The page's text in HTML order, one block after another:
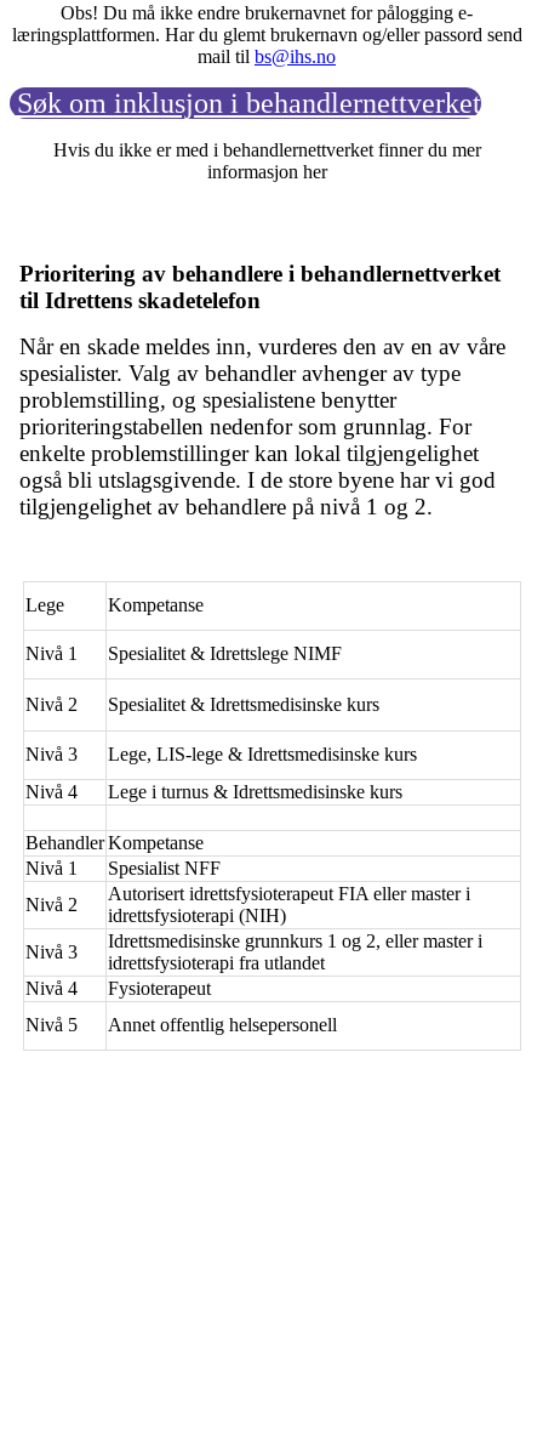
Obs! Du må ikke endre brukernavnet for pålogging e-
læringsplattformen. Har du glemt brukernavn og/eller passord send
mail til bs@ihs.no
Søk om inklusjon i behandlernettverket
Hvis du ikke er med i behandlernettverket finner du mer
informasjon her
Prioritering av behandlere i behandlernettverket
til Idrettens skadetelefon
Når en skade meldes inn, vurderes den av en av våre
spesialister. Valg av behandler avhenger av type
problemstilling, og spesialistene benytter
prioriteringstabellen nedenfor som grunnlag. For
enkelte problemstillinger kan lokal tilgjengelighet
også bli utslagsgivende. I de store byene har vi god
tilgjengelighet av behandlere på nivå 1 og 2.
Lege Kompetanse
Nivå 1 Spesialitet & Idrettslege NIMF
Nivå 2 Spesialitet & Idrettsmedisinske kurs
Nivå 3
Lege, LIS-lege & Idrettsmedisinske kurs
Nivå 4
Lege i turnus & Idrettsmedisinske kurs
Behandler Kompetanse
Nivå 1
Spesialist NFF
Nivå 2
Autorisert idrettsfysioterapeut FIA eller master i
idrettsfysioterapi (NIH)
Nivå 3
Idrettsmedisinske grunnkurs 1 og 2, eller master i
idrettsfysioterapi fra utlandet
Nivå 4
Fysioterapeut
Nivå 5
Annet offentlig helsepersonell